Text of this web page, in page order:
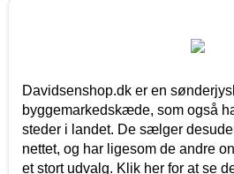
Davidsenshop.dk er en
byggemarkedskæde, som også
steder i landet. De sælger
nettet, og har ligesom de andre
et stort udvalg. Klik her for at se